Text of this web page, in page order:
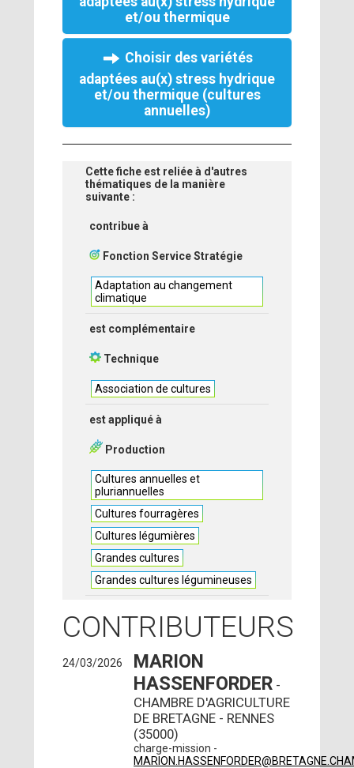
et/ou thermique
Choisir des variétés
adaptées au(x) stress hydrique
et/ou thermique (cultures
annuelles)
Cette fiche est reliée à d'autres
thématiques de la manière
suivante :
contribue à
Fonction Service Stratégie
Adaptation au changement
climatique
est complémentaire
Technique
Association de cultures
est appliqué à
Production
Cultures annuelles et
pluriannuelles
Cultures fourragères
Cultures légumières
Grandes cultures
Grandes cultures légumineuses
CONTRIBUTEURS
24/03/2026
MARION
HASSENFORDER -
CHAMBRE D'AGRICULTURE
DE BRETAGNE - RENNES
(35000)
charge-mission -